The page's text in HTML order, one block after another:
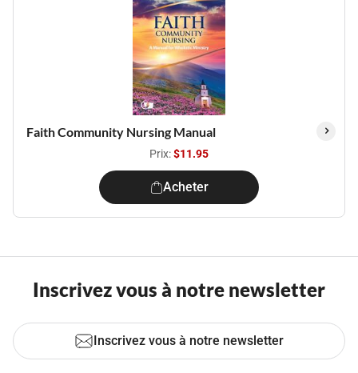
Faith Community Nursing Manual
Prix:$11.95
Acheter
Inscrivez vous à notre newsletter
Inscrivez vous à notre newsletter